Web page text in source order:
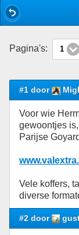
Pagina's: 1
#1 door
Voor wie
gewoontjes
Parijse
Vele koffers,
diverse
#2 door